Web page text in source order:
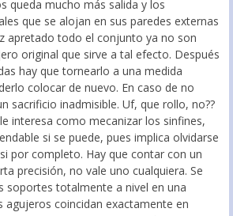
queda mucho más salida y los
que se alojan en sus paredes externas
apretado todo el conjunto ya no son
original que sirve a tal efecto. Después
hay que tornearlo a una medida
colocar de nuevo. En caso de no
sacrificio inadmisible. Uf, que rollo, no??
interesa como mecanizar los sinfines,
si se puede, pues implica olvidarse
por completo. Hay que contar con un
precisión, no vale uno cualquiera. Se
soportes totalmente a nivel en una
agujeros coincidan exactamente en